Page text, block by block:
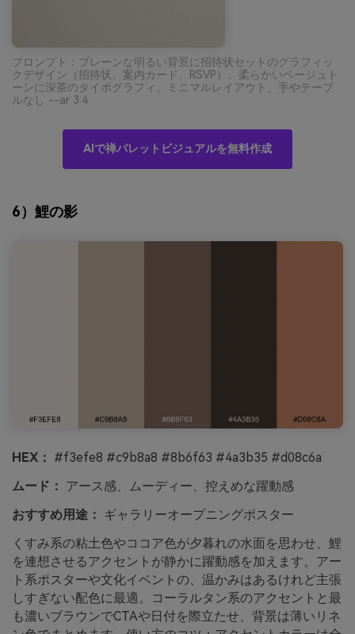
プロンプト：プレーンな明るい背景に招待状セットのグラフィッ
クデザイン（招待状、案内カード、RSVP）。柔らかいベージュト
ーンに深茶のタイポグラフィ。ミニマルレイアウト、手やテーブ
ルなし --ar 3:4
AIで禅パレットビジュアルを無料作成
6）鯉の影
HEX： #f3efe8 #c9b8a8 #8b6f63 #4a3b35 #d08c6a
ムード： アース感、ムーディー、控えめな躍動感
おすすめ用途： ギャラリーオープニングポスター
くすみ系の粘土色やココア色が夕暮れの水面を思わせ、鯉
を連想させるアクセントが静かに躍動感を加えます。アー
ト系ポスターや文化イベントの、温かみはあるけれど主張
しすぎない配色に最適。コーラルタン系のアクセントと最
も濃いブラウンでCTAや日付を際立たせ、背景は薄いリネ